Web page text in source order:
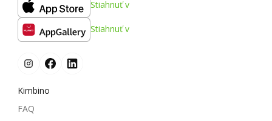
Stiahnuť v
Stiahnuť v
Kimbino
FAQ